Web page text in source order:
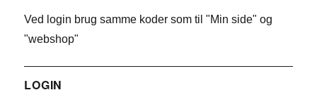
Ved login brug samme koder som til "Min side" og
"webshop"
LOGIN